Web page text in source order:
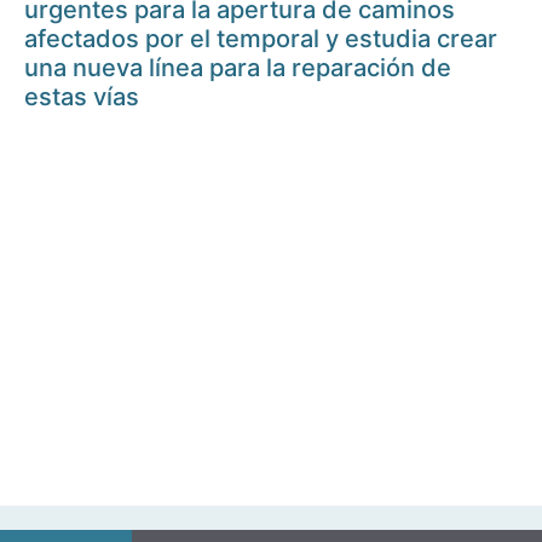
urgentes para la apertura de caminos
afectados por el temporal y estudia crear
una nueva línea para la reparación de
estas vías